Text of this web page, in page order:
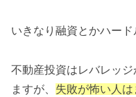
いきなり融資とかハード
不動産投資はレバレッ
ますが、 失敗が怖い人